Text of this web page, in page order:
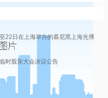
22日在上海举办的慕尼黑上海光博
时股东大会决议公告